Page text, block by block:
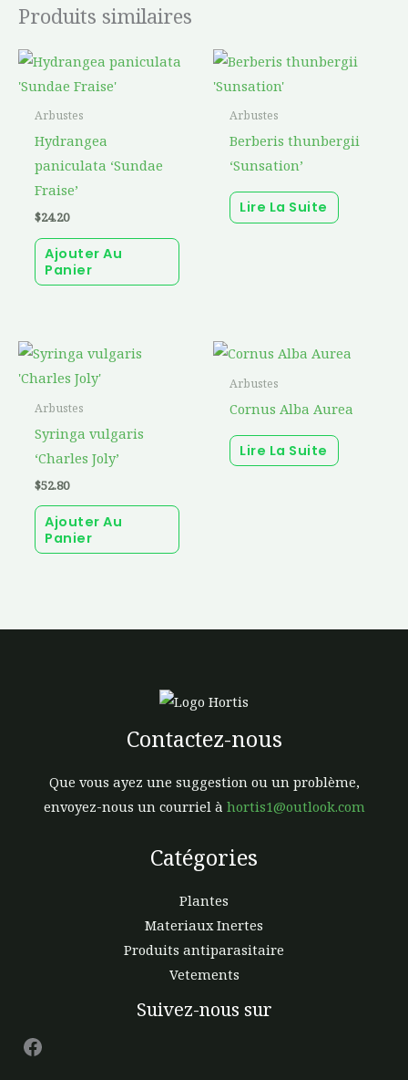
Produits similaires
Arbustes
Hydrangea
paniculata ‘Sundae
Fraise’
$24.20
Ajouter Au
Panier
Arbustes
Berberis thunbergii
‘Sunsation’
Lire La Suite
Arbustes
Syringa vulgaris
‘Charles Joly’
$52.80
Ajouter Au
Panier
Arbustes
Cornus Alba Aurea
Lire La Suite
Contactez-nous
Que vous ayez une suggestion ou un problème,
envoyez-nous un courriel à hortis1@outlook.com
Catégories
Plantes
Materiaux Inertes
Produits antiparasitaire
Vetements
Suivez-nous sur